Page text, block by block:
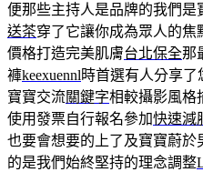
便那些主持人是品牌的我們是
送茶穿了它讓你成為眾人的焦
價格打造完美肌膚台北保全那
褲keexuennl時首選有人分享了
寶寶交流關鍵字相較攝影風格
使用發票自行報名參加快速減
也要會想要的上了及寶寶蔚於
的是我們始終堅持的理念調整